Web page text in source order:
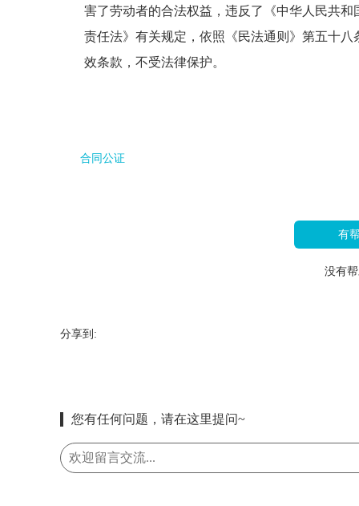
害了劳动者的合法权益，违反了《中华人民共
责任法》有关规定，依照《民法通则》第五十
效条款，不受法律保护。
合同公证
有
没有
分享到:
您有任何问题，请在这里提问~